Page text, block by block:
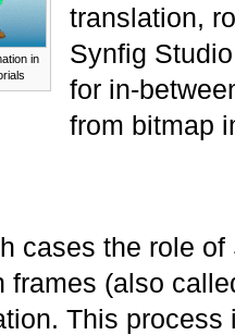
in
translation,
Synfig
for in-
from bitmap
cases the role
frames (also
This process